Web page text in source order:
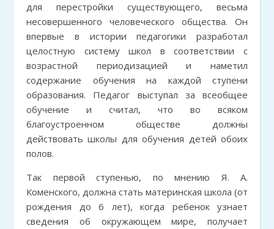
для перестройки существующего, весьма
несовершенного человеческого общества. Он
впервые в истории педагогики разработал
целостную систему школ в соответствии с
возрастной периодизацией и наметил
содержание обучения на каждой ступени
образования. Педагог выступал за всеобщее
обучение и считал, что во всяком
благоустроенном обществе должны
действовать школы для обучения детей обоих
полов.
Так первой ступенью, по мнению Я. А.
Коменского, должна стать материнская школа (от
рождения до 6 лет), когда ребенок узнает
сведения об окружающем мире, получает